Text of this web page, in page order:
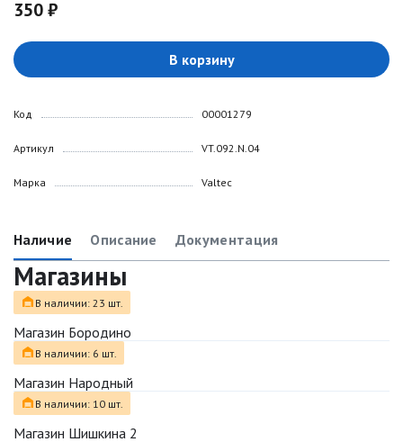
350 ₽
В корзину
Код
Артикул
Марка
00001279
VT.092.N.04
Valtec
Наличие Описание Документация
Магазины
В наличии: 23 шт.
Магазин Бородино
В наличии: 6 шт.
Магазин Народный
В наличии: 10 шт.
Магазин Шишкина 2